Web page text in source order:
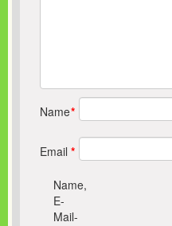
Name*
Email *
Name,
E-
Mail-